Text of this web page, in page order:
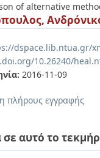
of alternative
dspace.lib.ntua.gr/
10.26240/
2016-11-09
πλήρους εγγραφής
σε αυτό το